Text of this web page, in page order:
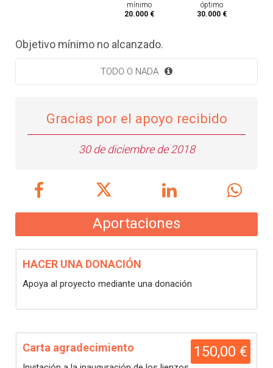
mínimo
20.000 €
óptimo
30.000 €
Objetivo mínimo no alcanzado.
TODO O NADA
Gracias por el apoyo recibido
30 de diciembre de 2018
Aportaciones
HACER UNA DONACIÓN
Apoya al proyecto mediante una donación
150,00 €
Carta agradecimiento